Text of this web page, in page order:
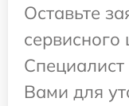
Оставьте
сервисного
Специалист
Вами для